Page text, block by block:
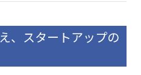
、スタートアップの